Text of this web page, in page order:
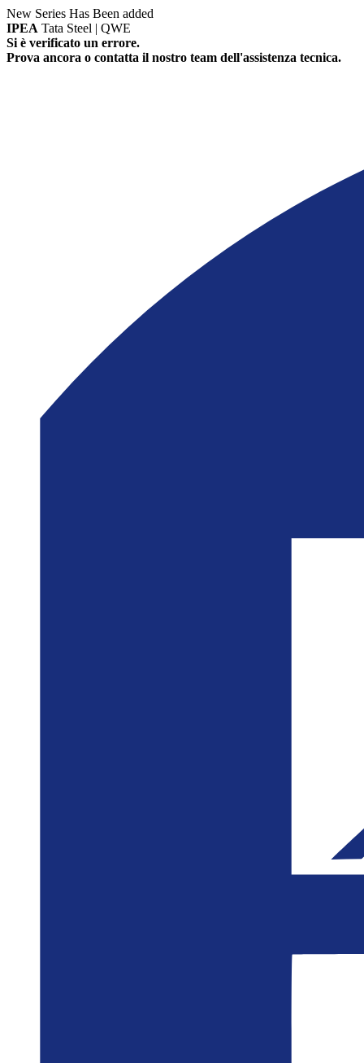
New Series Has Been added
IPEA Tata Steel | QWE
Si è verificato un errore.
Prova ancora o contatta il nostro team dell'assistenza tecnica.